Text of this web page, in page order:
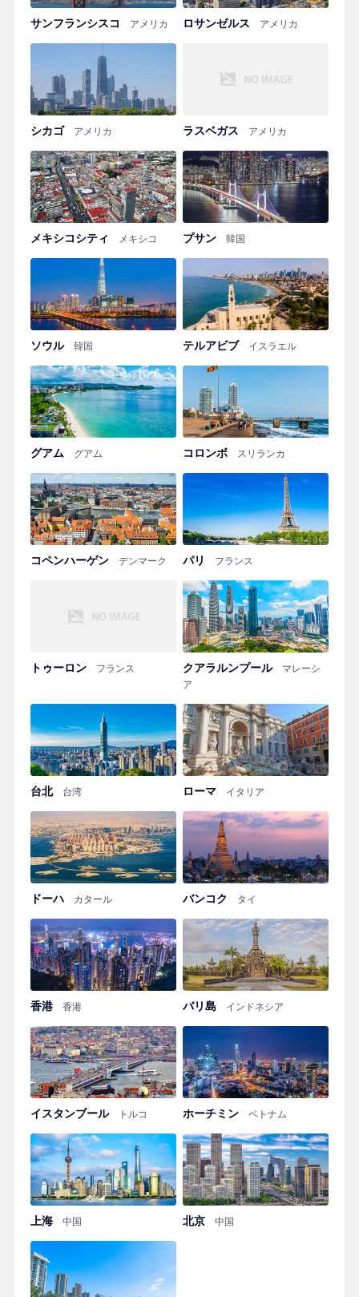
サンフランシスコ アメリカ ロサンゼルス アメリカ
シカゴ アメリカ ラスベガス アメリカ
メキシコシティ メキシコ プサン 韓国
ソウル 韓国 テルアビブ イスラエル
グアム グアム コロンボ スリランカ
コペンハーゲン デンマーク パリ フランス
トゥーロン フランス クアラルンプール
マレーシ
ア
台北 台湾 ローマ イタリア
ドーハ カタール バンコク タイ
香港 香港 バリ島 インドネシア
イスタンブール トルコ ホーチミン ベトナム
上海 中国 北京 中国